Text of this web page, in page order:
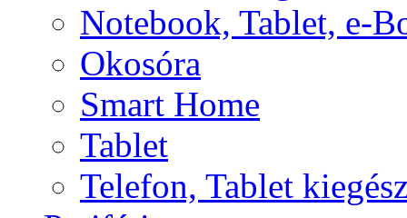
Notebook, Tablet, e-
Okosóra
Smart Home
Tablet
Telefon, Tablet